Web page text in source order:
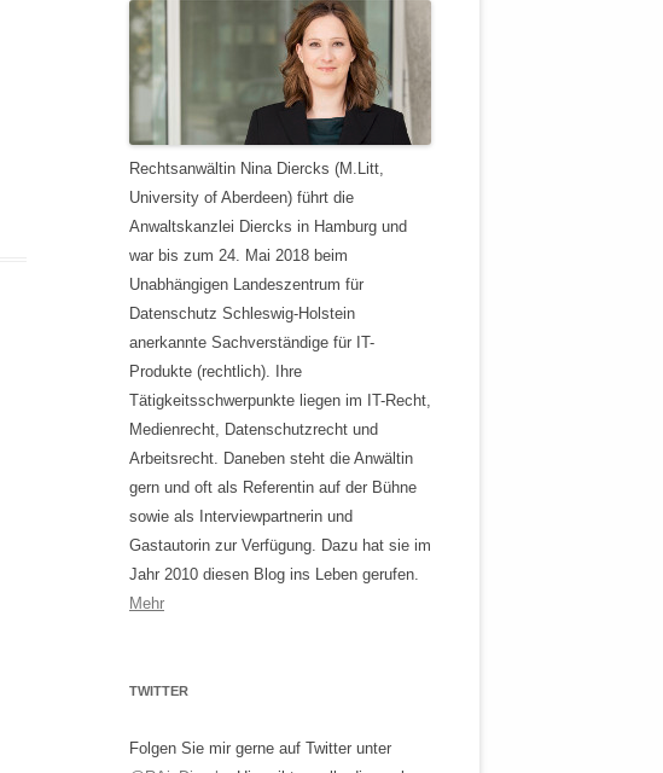
Rechtsanwältin Nina Diercks (M.Litt,
University of Aberdeen) führt die
Anwaltskanzlei Diercks in Hamburg und
war bis zum 24. Mai 2018 beim
Unabhängigen Landeszentrum für
Datenschutz Schleswig-Holstein
anerkannte Sachverständige für IT-
Produkte (rechtlich). Ihre
Tätigkeitsschwerpunkte liegen im IT-Recht,
Medienrecht, Datenschutzrecht und
Arbeitsrecht. Daneben steht die Anwältin
gern und oft als Referentin auf der Bühne
sowie als Interviewpartnerin und
Gastautorin zur Verfügung. Dazu hat sie im
Jahr 2010 diesen Blog ins Leben gerufen.
Mehr
TWITTER
Folgen Sie mir gerne auf Twitter unter